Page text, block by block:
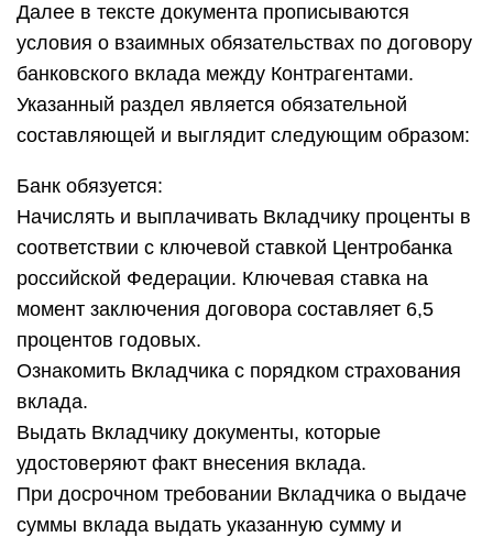
Далее в тексте документа прописываются
условия о взаимных обязательствах по договору
банковского вклада между Контрагентами.
Указанный раздел является обязательной
составляющей и выглядит следующим образом:
Банк обязуется:
Начислять и выплачивать Вкладчику проценты в
соответствии с ключевой ставкой Центробанка
российской Федерации. Ключевая ставка на
момент заключения договора составляет 6,5
процентов годовых.
Ознакомить Вкладчика с порядком страхования
вклада.
Выдать Вкладчику документы, которые
удостоверяют факт внесения вклада.
При досрочном требовании Вкладчика о выдаче
суммы вклада выдать указанную сумму и